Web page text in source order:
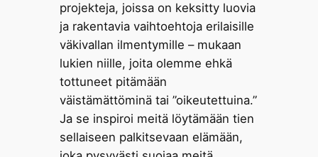
projekteja, joissa on keksitty luovia
ja rakentavia vaihtoehtoja erilaisille
väkivallan ilmentymille – mukaan
lukien niille, joita olemme ehkä
tottuneet pitämään
väistämättöminä tai ”oikeutettuina.”
Ja se inspiroi meitä löytämään tien
sellaiseen palkitsevaan elämään,